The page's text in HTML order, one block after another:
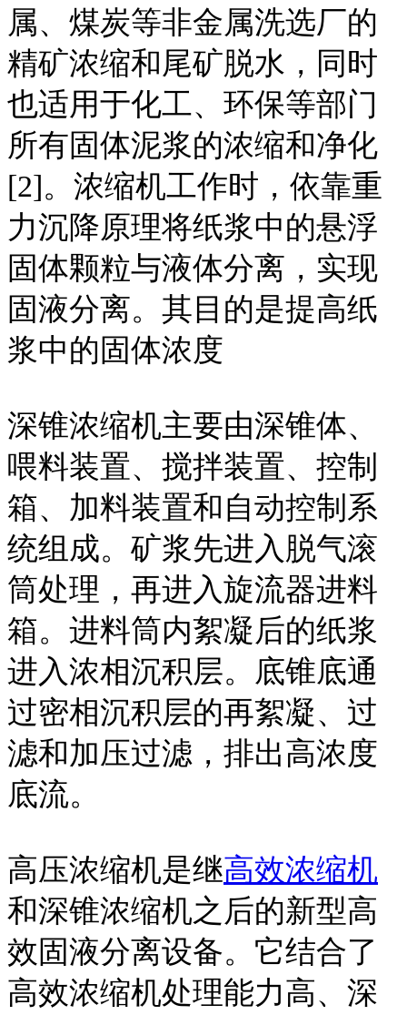
属、煤炭等非金属洗选厂的
精矿浓缩和尾矿脱水，同时
也适用于化工、环保等部门
所有固体泥浆的浓缩和净化
[2]。浓缩机工作时，依靠重
力沉降原理将纸浆中的悬浮
固体颗粒与液体分离，实现
固液分离。其目的是提高纸
浆中的固体浓度
深锥浓缩机主要由深锥体、
喂料装置、搅拌装置、控制
箱、加料装置和自动控制系
统组成。矿浆先进入脱气滚
筒处理，再进入旋流器进料
箱。进料筒内絮凝后的纸浆
进入浓相沉积层。底锥底通
过密相沉积层的再絮凝、过
滤和加压过滤，排出高浓度
底流。
高压浓缩机是继高效浓缩机
和深锥浓缩机之后的新型高
效固液分离设备。它结合了
高效浓缩机处理能力高、深